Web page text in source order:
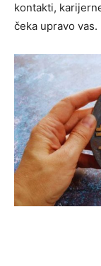
kontakti,
čeka upravo vas.